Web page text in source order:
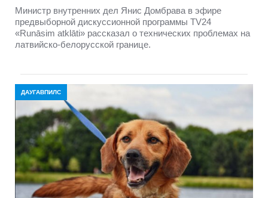
Министр внутренних дел Янис Домбрава в эфире
предвыборной дискуссионной программы TV24
«Runāsim atklāti» рассказал о технических проблемах на
латвийско-белорусской границе.
ДАУГАВПИЛС